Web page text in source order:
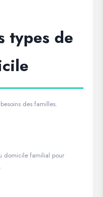
types de
des familles.
domicile familial pour